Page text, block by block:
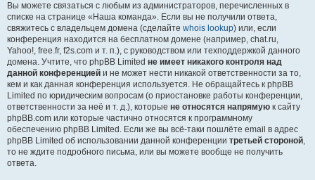
Вы можете связаться с любым из администраторов, перечисленных в
списке на странице «Наша команда». Если вы не получили ответа,
свяжитесь с владельцем домена (сделайте whois lookup) или, если
конференция находится на бесплатном домене (например, chat.ru,
Yahoo!, free.fr, f2s.com и т. п.), с руководством или техподдержкой данного
домена. Учтите, что phpBB Limited не имеет никакого контроля над
данной конференцией и не может нести никакой ответственности за то,
кем и как данная конференция используется. Не обращайтесь к phpBB
Limited по юридическим вопросам (о приостановке работы конференции,
ответственности за неё и т. д.), которые не относятся напрямую к сайту
phpBB.com или которые частично относятся к программному
обеспечению phpBB Limited. Если же вы всё-таки пошлёте email в адрес
phpBB Limited об использовании данной конференции третьей стороной,
то не ждите подробного письма, или вы можете вообще не получить
ответа.